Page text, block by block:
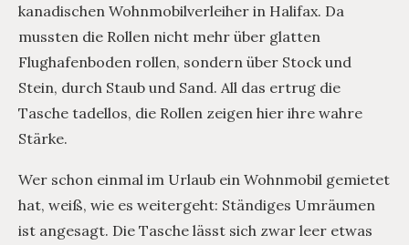
kanadischen Wohnmobilverleiher in Halifax. Da
mussten die Rollen nicht mehr über glatten
Flughafenboden rollen, sondern über Stock und
Stein, durch Staub und Sand. All das ertrug die
Tasche tadellos, die Rollen zeigen hier ihre wahre
Stärke.
Wer schon einmal im Urlaub ein Wohnmobil gemietet
hat, weiß, wie es weitergeht: Ständiges Umräumen
ist angesagt. Die Tasche lässt sich zwar leer etwas